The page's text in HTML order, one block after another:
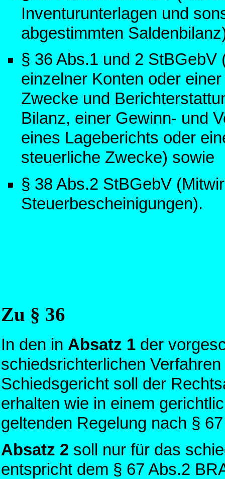
Inventurunterlagen und
abgestimmten
§ 36 Abs.1 und 2
einzelner Konten oder
Zwecke und
Bilanz, einer Gewinn- und
eines Lageberichts oder
steuerliche Zwecke) sowie
§ 38 Abs.2 StBGebV
Steuerbescheinigungen).
Zu § 36
In den in Absatz 1 der
schiedsrichterlichen
Schiedsgericht soll der
erhalten wie in einem
geltenden Regelung nach §
Absatz 2 soll nur für das
entspricht dem § 67 Abs.2